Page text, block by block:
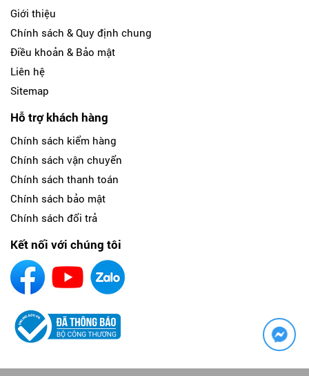
Giới thiệu
Chính sách & Quy định chung
Điều khoản & Bảo mật
Liên hệ
Sitemap
Hỗ trợ khách hàng
Chính sách kiểm hàng
Chính sách vận chuyển
Chính sách thanh toán
Chính sách bảo mật
Chính sách đổi trả
Kết nối với chúng tôi